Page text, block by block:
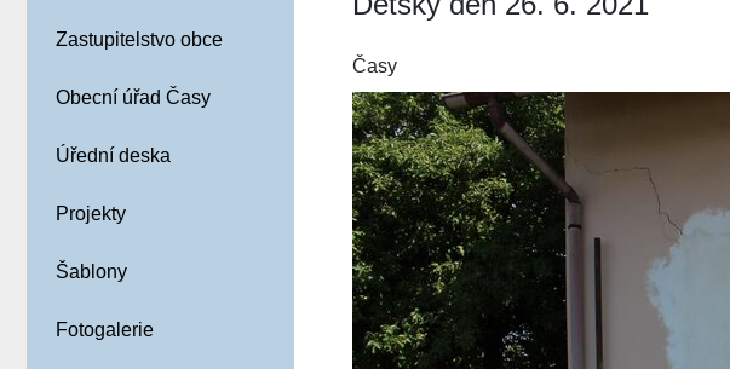
Zastupitelstvo obce
Obecní úřad Časy
Úřední deska
Projekty
Šablony
Fotogalerie
Časy